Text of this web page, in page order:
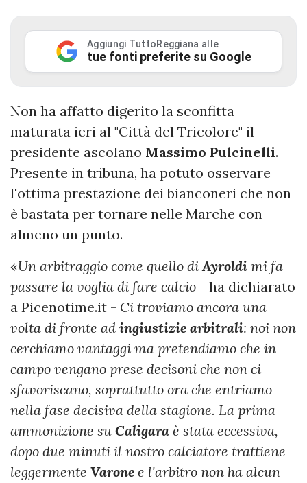
Aggiungi TuttoReggiana alle
tue fonti preferite su Google
Non ha affatto digerito la sconfitta
maturata ieri al "Città del Tricolore" il
presidente ascolano Massimo Pulcinelli.
Presente in tribuna, ha potuto osservare
l'ottima prestazione dei bianconeri che non
è bastata per tornare nelle Marche con
almeno un punto.
«Un arbitraggio come quello diAyroldi mi fa
passare la voglia di fare calcio - ha dichiarato
a Picenotime.it - Ci troviamo ancora una
volta di fronte ad ingiustizie arbitrali: noi non
cerchiamo vantaggi ma pretendiamo che in
campo vengano prese decisoni che non ci
sfavoriscano, soprattutto ora che entriamo
nella fase decisiva della stagione. La prima
ammonizione su Caligara è stata eccessiva,
dopo due minuti il nostro calciatore trattiene
leggermente Varone e l'arbitro non ha alcun